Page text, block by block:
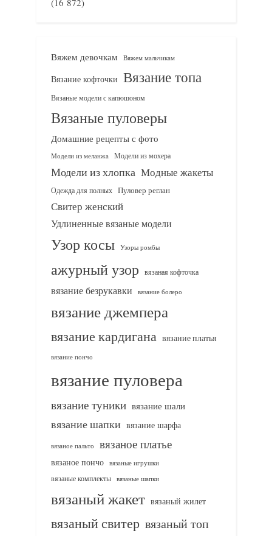
Вяжем девочкам Вяжем мальчикам
Вязание кофточки Вязание топа
Вязаные модели с капюшоном
Вязаные пуловеры
Домашние рецепты с фото
Модели из меланжа Модели из мохера
Модели из хлопка Модные жакеты
Одежда для полных Пуловер реглан
Свитер женский
Удлиненные вязаные модели
Узор косы Узоры ромбы
ажурный узор вязаная кофточка
вязание безрукавки вязание болеро
вязание джемпера
вязание кардигана вязание платья
вязание пончо
вязание пуловера
вязание туники вязание шали
вязание шапки вязание шарфа
вязаное пальто вязаное платье
вязаное пончо вязаные игрушки
вязаные комплекты
вязаные шапки
вязаный жакет вязаный жилет
вязаный свитер вязаный топ